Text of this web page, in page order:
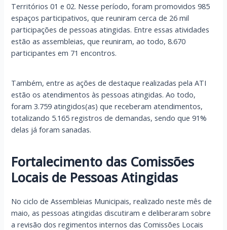
Territórios 01 e 02. Nesse período, foram promovidos 985
espaços participativos, que reuniram cerca de 26 mil
participações de pessoas atingidas. Entre essas atividades
estão as assembleias, que reuniram, ao todo, 8.670
participantes em 71 encontros.
Também, entre as ações de destaque realizadas pela ATI
estão os atendimentos às pessoas atingidas. Ao todo,
foram 3.759 atingidos(as) que receberam atendimentos,
totalizando 5.165 registros de demandas, sendo que 91%
delas já foram sanadas.
Fortalecimento das Comissões
Locais de Pessoas Atingidas
No ciclo de Assembleias Municipais, realizado neste mês de
maio, as pessoas atingidas discutiram e deliberaram sobre
a revisão dos regimentos internos das Comissões Locais